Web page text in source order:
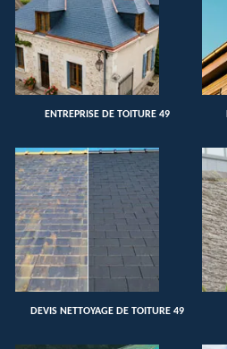
ENTREPRISE DE TOITURE 49
DEVIS NETTOYAGE DE TOITURE 49